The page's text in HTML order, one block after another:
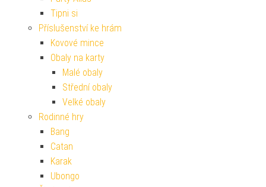
Tipni si
Příslušenství ke hrám
Kovové mince
Obaly na karty
Malé obaly
Střední obaly
Velké obaly
Rodinné hry
Bang
Catan
Karak
Ubongo